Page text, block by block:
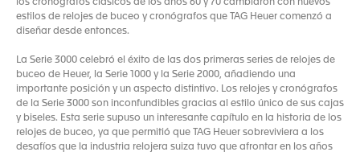
los cronógrafos clásicos de los años 60 y 70 cambiaron con nuevos
estilos de relojes de buceo y cronógrafos que TAG Heuer comenzó a
diseñar desde entonces.
La Serie 3000 celebró el éxito de las dos primeras series de relojes de
buceo de Heuer, la Serie 1000 y la Serie 2000, añadiendo una
importante posición y un aspecto distintivo. Los relojes y cronógrafos
de la Serie 3000 son inconfundibles gracias al estilo único de sus cajas
y biseles. Esta serie supuso un interesante capítulo en la historia de los
relojes de buceo, ya que permitió que TAG Heuer sobreviviera a los
desafíos que la industria relojera suiza tuvo que afrontar en los años